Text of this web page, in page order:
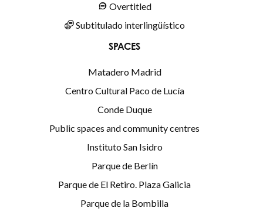
Overtitled
Subtitulado interlingüístico
SPACES
Matadero Madrid
Centro Cultural Paco de Lucía
Conde Duque
Public spaces and community centres
Instituto San Isidro
Parque de Berlín
Parque de El Retiro. Plaza Galicia
Parque de la Bombilla